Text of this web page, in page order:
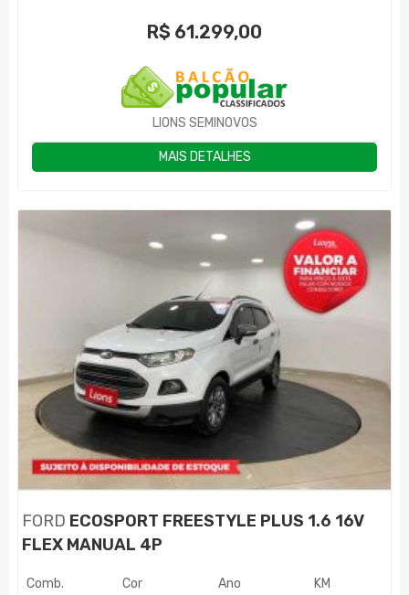
R$ 61.299,00
LIONS SEMINOVOS
MAIS DETALHES
FORD ECOSPORT FREESTYLE PLUS 1.6 16V
FLEX MANUAL 4P
Comb. Cor Ano KM